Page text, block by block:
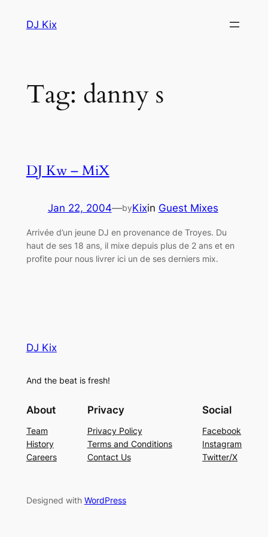
DJ Kix
Tag: danny s
DJ Kw – MiX
Jan 22, 2004—byKixin Guest Mixes
Arrivée d’un jeune DJ en provenance de Troyes. Du
haut de ses 18 ans, il mixe depuis plus de 2 ans et en
profite pour nous livrer ici un de ses derniers mix.
DJ Kix
And the beat is fresh!
About
Team
History
Careers
Privacy
Privacy Policy
Terms and Conditions
Contact Us
Social
Facebook
Instagram
Twitter/X
Designed with WordPress